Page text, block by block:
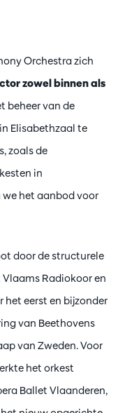
Orchestra zich
zowel binnen als
beheer van de
Elisabethzaal te
zoals de
in
het aanbod voor
door de structurele
Radiokoor en
het eerst en bijzonder
van Beethovens
van Zweden. Voor
het orkest
Ballet Vlaanderen,